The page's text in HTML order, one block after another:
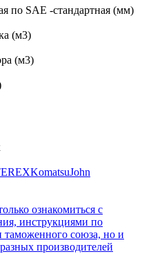
по SAE -стандартная (мм)
(м3)
(м3)
KomatsuJohn
ознакомиться с
инструкциями по
таможенного союза, но и
производителей